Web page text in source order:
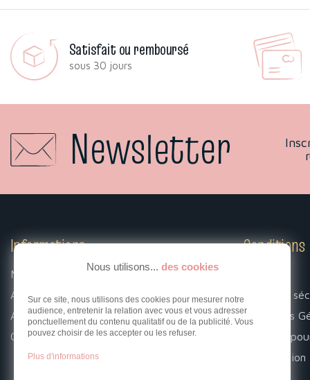
Satisfait ou remboursé
sous 30 jours
Newsletter
Nous utilisons... des cookies
Sur ce site, nous utilisons des cookies pour mesurer notre
audience, entretenir la relation avec vous et vous adresser
ponctuellement du contenu qualitatif ou de la publicité. Vous
pouvez choisir de les accepter ou les refuser.
Plus d'informations
Informations
Mentions légales
A propos
Associations
Contact
Conditions
Paiement
Conditions
Livraison
Rétractation